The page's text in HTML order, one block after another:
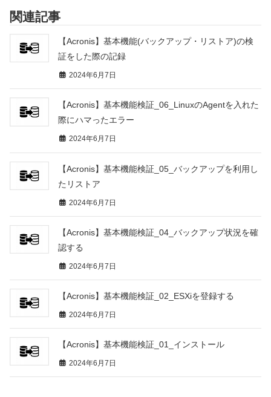
関連記事
【Acronis】基本機能(バックアップ・リストア)の検
証をした際の記録
2024年6月7日
【Acronis】基本機能検証_06_LinuxのAgentを入れた
際にハマったエラー
2024年6月7日
【Acronis】基本機能検証_05_バックアップを利用し
たリストア
2024年6月7日
【Acronis】基本機能検証_04_バックアップ状況を確
認する
2024年6月7日
【Acronis】基本機能検証_02_ESXiを登録する
2024年6月7日
【Acronis】基本機能検証_01_インストール
2024年6月7日